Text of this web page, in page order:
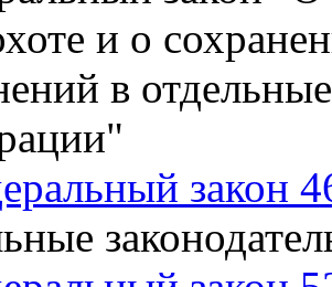
и о
в
закон